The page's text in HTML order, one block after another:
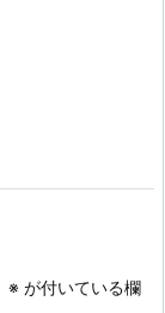
※ が付いている欄